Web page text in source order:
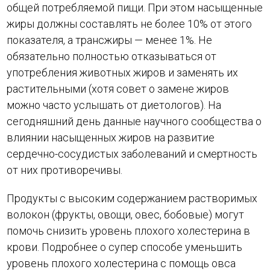
общей потребляемой пищи. При этом насыщенные
жиры должны составлять не более 10% от этого
показателя, а трансжиры — менее 1%. Не
обязательно полностью отказываться от
употребления животных жиров и заменять их
растительными (хотя совет о замене жиров
можно часто услышать от диетологов). На
сегодняшний день данные научного сообщества о
влиянии насыщенных жиров на развитие
сердечно-сосудистых заболеваний и смертность
от них противоречивы.
Продукты с высоким содержанием растворимых
волокон (фрукты, овощи, овес, бобовые) могут
помочь снизить уровень плохого холестерина в
крови. Подробнее о супер способе уменьшить
уровень плохого холестерина с помощь овса